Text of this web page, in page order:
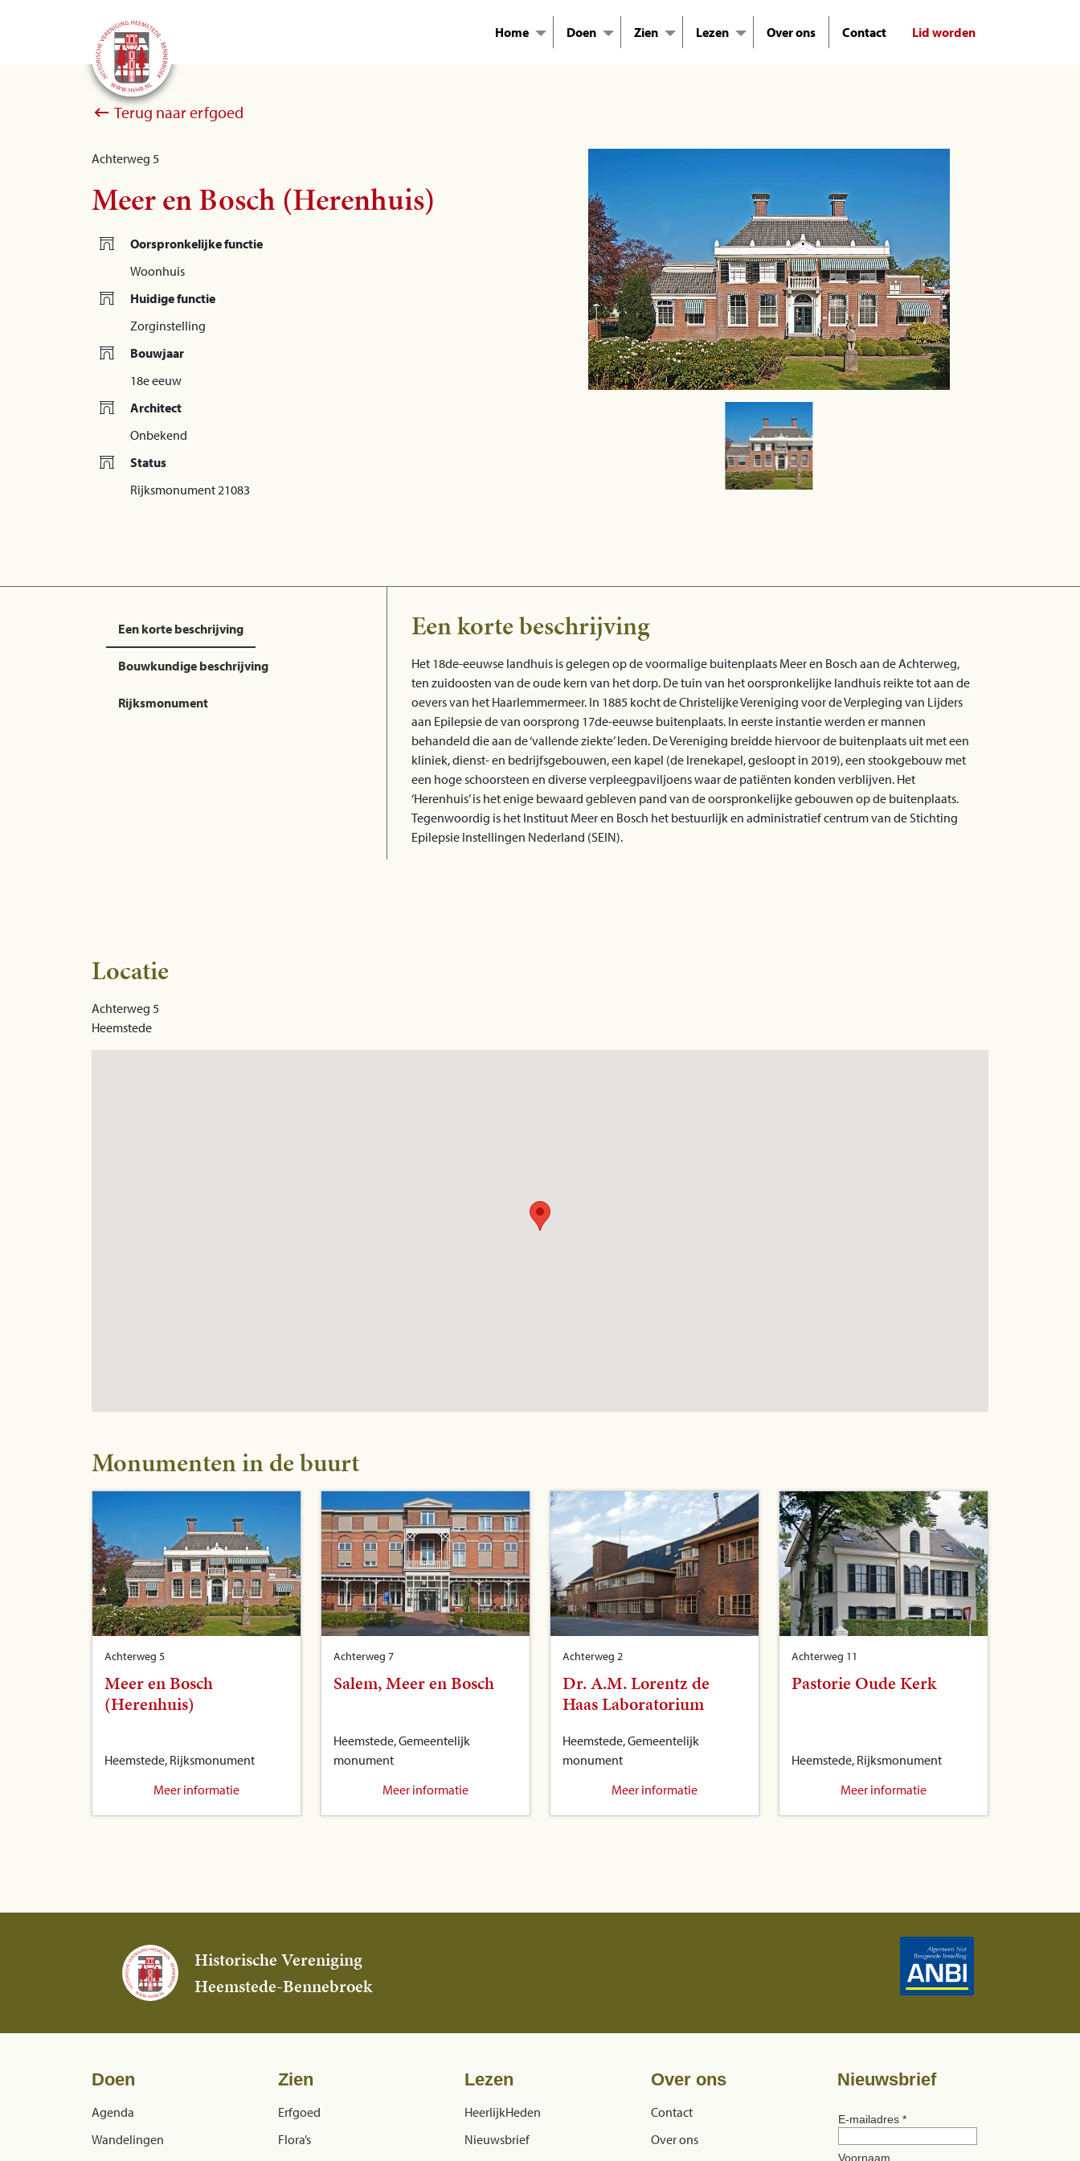
Home Doen Zien Lezen Over ons Contact Lid worden
Terug naar erfgoed
Achterweg 5
Meer en Bosch (Herenhuis)
Oorspronkelijke functie
Woonhuis
Huidige functie
Zorginstelling
Bouwjaar
18e eeuw
Architect
Onbekend
Status
Rijksmonument 21083
Een korte beschrijving
Bouwkundige beschrijving
Rijksmonument
Een korte beschrijving
Het 18de-eeuwse landhuis is gelegen op de voormalige buitenplaats Meer en Bosch aan de Achterweg,
ten zuidoosten van de oude kern van het dorp. De tuin van het oorspronkelijke landhuis reikte tot aan de
oevers van het Haarlemmermeer. In 1885 kocht de Christelijke Vereniging voor de Verpleging van Lijders
aan Epilepsie de van oorsprong 17de-eeuwse buitenplaats. In eerste instantie werden er mannen
behandeld die aan de ‘vallende ziekte’ leden. De Vereniging breidde hiervoor de buitenplaats uit met een
kliniek, dienst- en bedrijfsgebouwen, een kapel (de Irenekapel, gesloopt in 2019), een stookgebouw met
een hoge schoorsteen en diverse verpleegpaviljoens waar de patiënten konden verblijven. Het
‘Herenhuis’ is het enige bewaard gebleven pand van de oorspronkelijke gebouwen op de buitenplaats.
Tegenwoordig is het Instituut Meer en Bosch het bestuurlijk en administratief centrum van de Stichting
Epilepsie Instellingen Nederland (SEIN).
Locatie
Achterweg 5
Heemstede
Monumenten in de buurt
Achterweg 5
Meer en Bosch
(Herenhuis)
Heemstede, Rijksmonument
Meer informatie
Achterweg 7
Salem, Meer en Bosch
Heemstede, Gemeentelijk
monument
Meer informatie
Achterweg 2
Dr. A.M. Lorentz de
Haas Laboratorium
Heemstede, Gemeentelijk
monument
Meer informatie
Achterweg 11
Pastorie Oude Kerk
Heemstede, Rijksmonument
Meer informatie
Historische Vereniging
Heemstede-Bennebroek
Doen
Agenda
Wandelingen
Zien
Erfgoed
Flora’s
Lezen
HeerlijkHeden
Nieuwsbrief
Over ons
Contact
Over ons
Nieuwsbrief